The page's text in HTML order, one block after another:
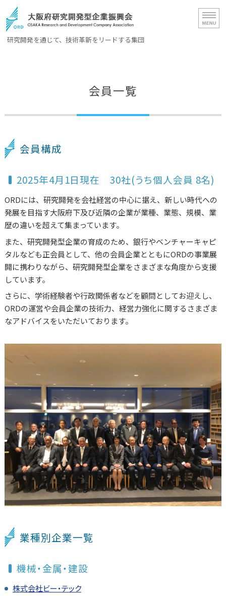
大阪府研究開発型企
研究開発を通じて、技術革新をリードする集団
お問い合わせ
会員一覧
会員構成
2025年4月1日現在 30社(うち個人会員 8名)
ORDには、研究開発を会社経営の中心に据え、新しい時代への
発展を目指す大阪府下及び近隣の企業が業種、業態、規模、業
歴の違いを超えて集まっています。
また、研究開発型企業の育成のため、銀行やベンチャーキャピ
タルなども正会員として、他の会員企業とともにORDの事業展
開に携わりながら、研究開発型企業をさまざまな角度から支援
しています。
さらに、学術経験者や行政関係者などを顧問としてお迎えし、
ORDの運営や会員企業の技術力、経営力強化に関するさまざま
なアドバイスをいただいております。
業種別企業一覧
機械・金属・建設
株式会社ビー・テック